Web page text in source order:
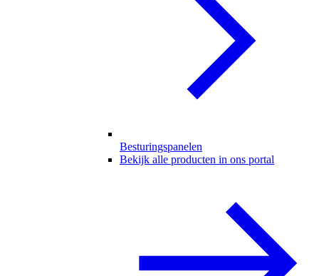
Besturingspanelen
Bekijk alle producten in ons portal